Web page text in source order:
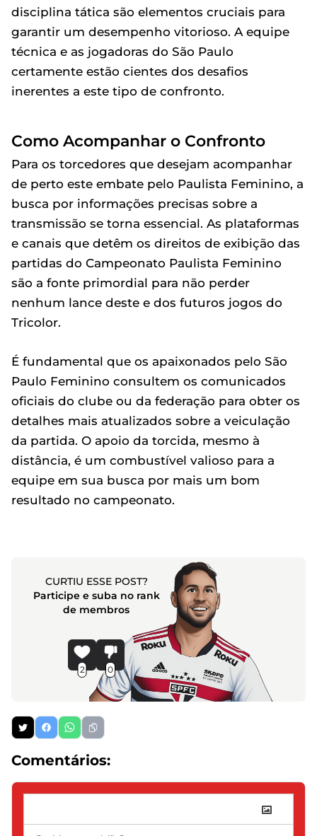
disciplina tática são elementos cruciais para
garantir um desempenho vitorioso. A equipe
técnica e as jogadoras do São Paulo
certamente estão cientes dos desafios
inerentes a este tipo de confronto.
Como Acompanhar o Confronto
Para os torcedores que desejam acompanhar
de perto este embate pelo Paulista Feminino, a
busca por informações precisas sobre a
transmissão se torna essencial. As plataformas
e canais que detêm os direitos de exibição das
partidas do Campeonato Paulista Feminino
são a fonte primordial para não perder
nenhum lance deste e dos futuros jogos do
Tricolor.
É fundamental que os apaixonados pelo São
Paulo Feminino consultem os comunicados
oficiais do clube ou da federação para obter os
detalhes mais atualizados sobre a veiculação
da partida. O apoio da torcida, mesmo à
distância, é um combustível valioso para a
equipe em sua busca por mais um bom
resultado no campeonato.
CURTIU ESSE POST?
Participe e suba no rank
de membros
2 0
Comentários: